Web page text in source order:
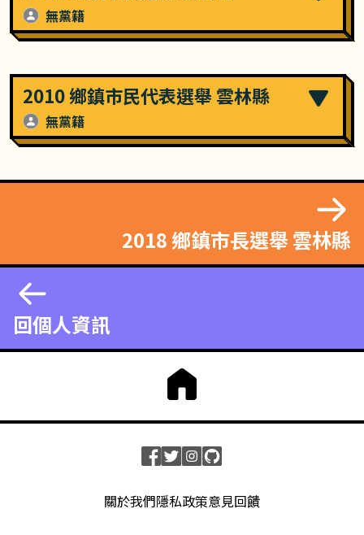
無黨籍
2010 鄉鎮市民代表選舉 雲林縣
無黨籍
回個人資訊
2018 鄉鎮市長選舉 雲林縣
關於我們隱私政策意見回饋